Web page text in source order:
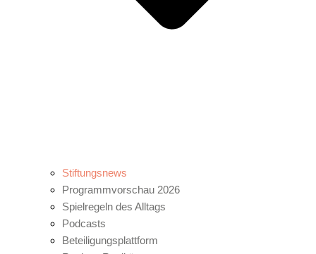
Stiftungsnews
Programmvorschau 2026
Spielregeln des Alltags
Podcasts
Beteiligungsplattform